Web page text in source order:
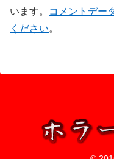
います。
コメントデー
ください。